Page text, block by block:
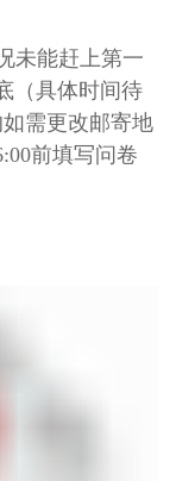
未能赶上第一
（具体时间待
需更改邮寄地
前填写问卷